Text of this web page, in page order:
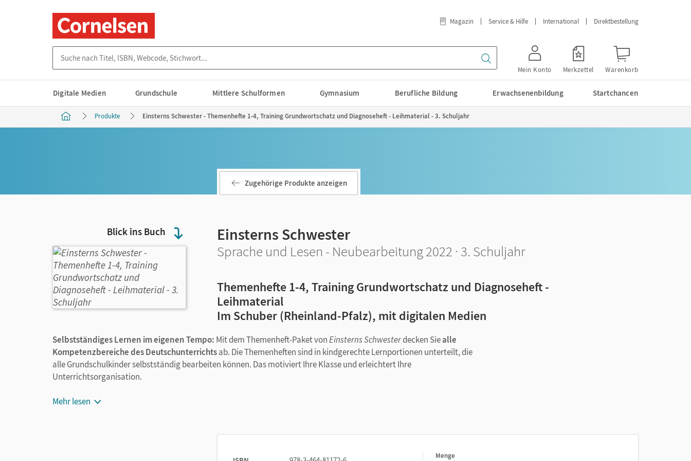
Magazin Service & Hilfe International Direktbestellung
Mein Konto Merkzettel Warenkorb
Digitale Medien Grundschule Mittlere Schulformen Gymnasium Berufliche Bildung Erwachsenenbildung Startchancen
Produkte Einsterns Schwester - Themenhefte 1-4, Training Grundwortschatz und Diagnoseheft - Leihmaterial - 3. Schuljahr
Blick ins Buch
Zugehörige Produkte anzeigen
Einsterns Schwester
Sprache und Lesen - Neubearbeitung 2022 · 3. Schuljahr
Themenhefte 1-4, Training Grundwortschatz und Diagnoseheft -
Leihmaterial
Im Schuber (Rheinland-Pfalz), mit digitalen Medien
Selbstständiges Lernen im eigenen Tempo: Mit dem Themenheft-Paket vonEinsterns Schwesterdecken Siealle
Kompetenzbereiche des Deutschunterrichtsab. Die Themenheften sind in kindgerechte Lernportionen unterteilt, die
alle Grundschulkinder selbstständig bearbeiten können. Das motiviert Ihre Klasse und erleichtert Ihre
Unterrichtsorganisation.
Das Paket enthält:
Mehr lesen
Menge
1